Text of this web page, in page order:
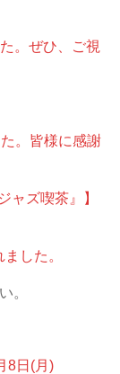
。ぜひ、ご視
。皆様に感謝
ャズ喫茶』】
した。
。
8日(月)